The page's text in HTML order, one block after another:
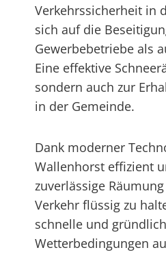
Verkehrssicherheit in
sich auf die
Gewerbebetriebe als
Eine effektive
sondern auch zur
in der Gemeinde.
Dank moderner
Wallenhorst effizient
zuverlässige
Verkehr flüssig zu
schnelle und
Wetterbedingungen